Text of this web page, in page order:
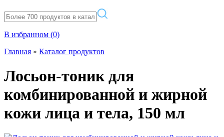
В избранном (0)
Главная » Каталог продуктов
Лосьон-тоник для
комбинированной и жирной
кожи лица и тела, 150 мл